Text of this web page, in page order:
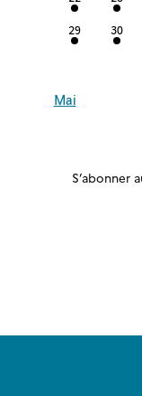
évènement
2
évènements
29
2
30
Mai
S’abonner